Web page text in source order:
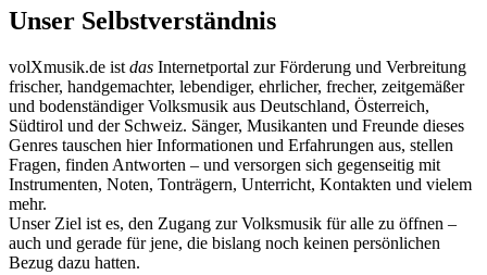
Unser Selbstverständnis
volXmusik.de ist das Internetportal zur Förderung und Verbreitung
frischer, handgemachter, lebendiger, ehrlicher, frecher, zeitgemäßer
und bodenständiger Volksmusik aus Deutschland, Österreich,
Südtirol und der Schweiz. Sänger, Musikanten und Freunde dieses
Genres tauschen hier Informationen und Erfahrungen aus, stellen
Fragen, finden Antworten – und versorgen sich gegenseitig mit
Instrumenten, Noten, Tonträgern, Unterricht, Kontakten und vielem
mehr.
Unser Ziel ist es, den Zugang zur Volksmusik für alle zu öffnen –
auch und gerade für jene, die bislang noch keinen persönlichen
Bezug dazu hatten.